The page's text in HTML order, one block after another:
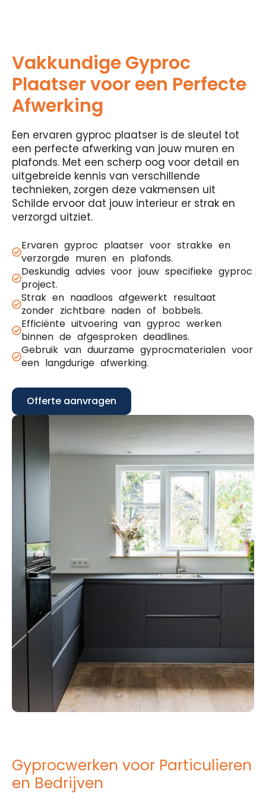
Vakkundige Gyproc
Plaatser voor een Perfecte
Afwerking
Een ervaren gyproc plaatser is de sleutel tot
een perfecte afwerking van jouw muren en
plafonds. Met een scherp oog voor detail en
uitgebreide kennis van verschillende
technieken, zorgen deze vakmensen uit
Schilde ervoor dat jouw interieur er strak en
verzorgd uitziet.
Ervaren gyproc plaatser voor strakke en
verzorgde muren en plafonds.
Deskundig advies voor jouw specifieke gyproc
project.
Strak en naadloos afgewerkt resultaat
zonder zichtbare naden of bobbels.
Efficiënte uitvoering van gyproc werken
binnen de afgesproken deadlines.
Gebruik van duurzame gyprocmaterialen voor
een langdurige afwerking.
Offerte aanvragen
Gyprocwerken voor Particulieren
en Bedrijven